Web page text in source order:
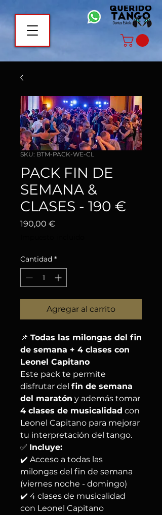
SKU: BTM-PACK-WE-CL
PACK FIN DE
SEMANA &
CLASES - 190 €
190,00 €
Cantidad *
Agregar al carrito
📌 Todas las milongas del fin
de semana + 4 clases con
Leonel Capitano
Este pack te permite
disfrutar del fin de semana
del maratón y además tomar
4 clases de musicalidad con
Leonel Capitano para mejorar
tu interpretación del tango.
✅ Incluye:
✔️ Acceso a todas las
milongas del fin de semana
(viernes noche - domingo)
✔️ 4 clases de musicalidad
con Leonel Capitano